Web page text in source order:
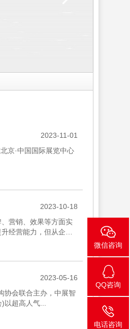
2023-11-01
京·中国国际展览中心
2023-10-18
营销、效果等方面实
经营能力，但从企业
2023-05-16
协会联合主办，中展智
超高人气...
微信咨询
QQ咨询
电话咨询